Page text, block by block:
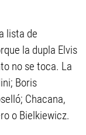
lista de
la dupla Elvis
no se toca. La
Boris
Chacana,
o Bielkiewicz.